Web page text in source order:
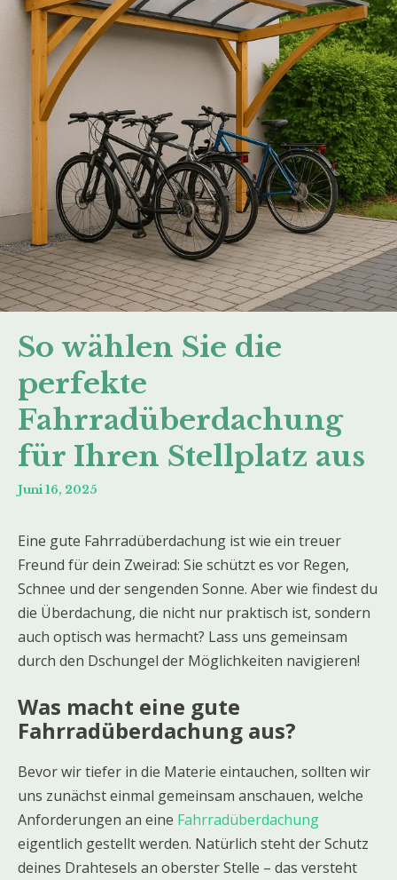
So wählen Sie die
perfekte
Fahrradüberdachung
für Ihren Stellplatz aus
Juni 16, 2025
Eine gute Fahrradüberdachung ist wie ein treuer
Freund für dein Zweirad: Sie schützt es vor Regen,
Schnee und der sengenden Sonne. Aber wie findest du
die Überdachung, die nicht nur praktisch ist, sondern
auch optisch was hermacht? Lass uns gemeinsam
durch den Dschungel der Möglichkeiten navigieren!
Was macht eine gute
Fahrradüberdachung aus?
Bevor wir tiefer in die Materie eintauchen, sollten wir
uns zunächst einmal gemeinsam anschauen, welche
Anforderungen an eine Fahrradüberdachung
eigentlich gestellt werden. Natürlich steht der Schutz
deines Drahtesels an oberster Stelle – das versteht